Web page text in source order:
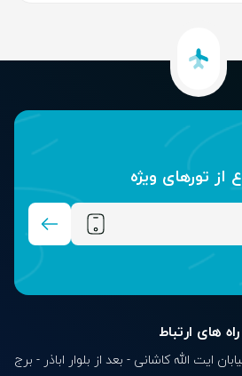
شغلی
از تور‌های ویژه
راه های ارتباط
ایت الله کاشانی - بعد از بلوار‌‌ اباذر - برج